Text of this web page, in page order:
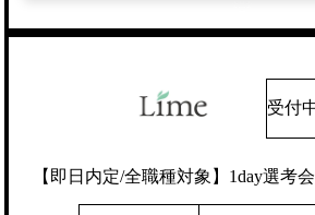
受付
【即日内定/全職種対象】1day選考